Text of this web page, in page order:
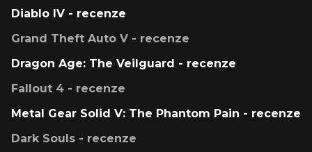
Diablo IV - recenze
Grand Theft Auto V - recenze
Dragon Age: The Veilguard - recenze
Fallout 4 - recenze
Metal Gear Solid V: The Phantom Pain - recenze
Dark Souls - recenze